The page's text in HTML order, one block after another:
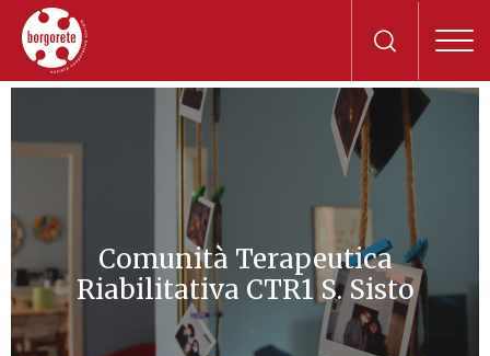
Comunità Terapeutica
Riabilitativa CTR1 S. Sisto